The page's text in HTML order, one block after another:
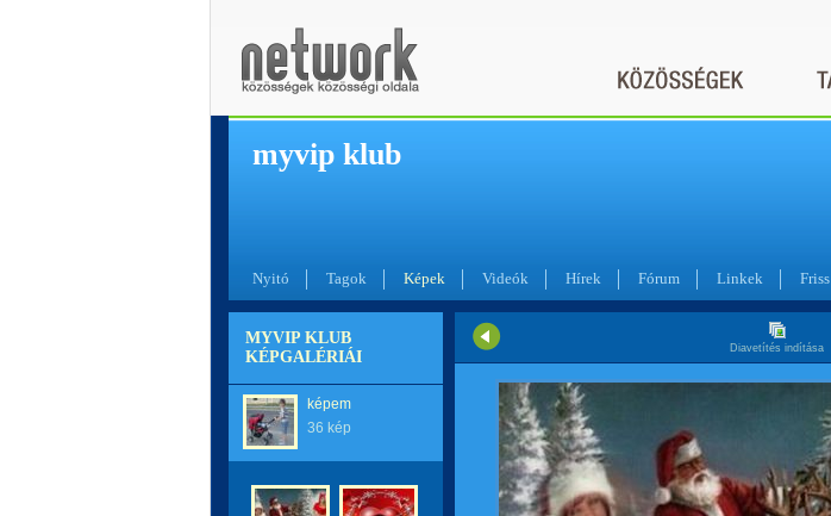
myvip klub
Nyitó Tagok Képek Videók Hírek Fórum Linkek Friss
MYVIP KLUB
KÉPGALÉRIÁI
képem
36 kép
Diavetítés indítása